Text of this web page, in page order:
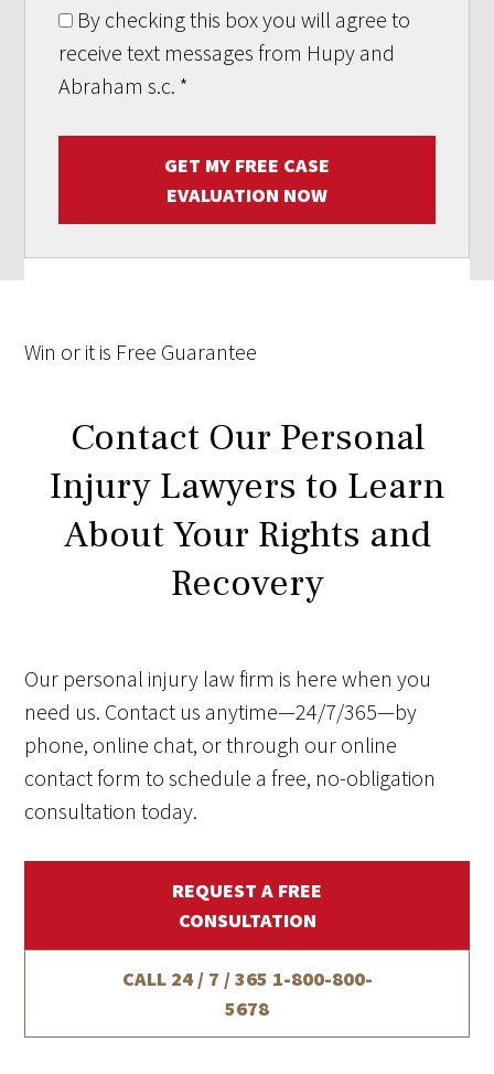
By checking this box you will agree to
receive text messages from Hupy and
Abraham s.c. *
GET MY FREE CASE
EVALUATION NOW
Win or it is Free Guarantee
Contact Our Personal
Injury Lawyers to Learn
About Your Rights and
Recovery
Our personal injury law firm is here when you
need us. Contact us anytime—24/7/365—by
phone, online chat, or through our online
contact form to schedule a free, no-obligation
consultation today.
REQUEST A FREE
CONSULTATION
CALL 24 / 7 / 365 1-800-800-
5678